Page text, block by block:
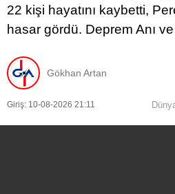
22 kişi hayatını kaybetti,
hasar gördü. Deprem Anı
Gökhan Artan
Giriş: 10-08-2026 21:11